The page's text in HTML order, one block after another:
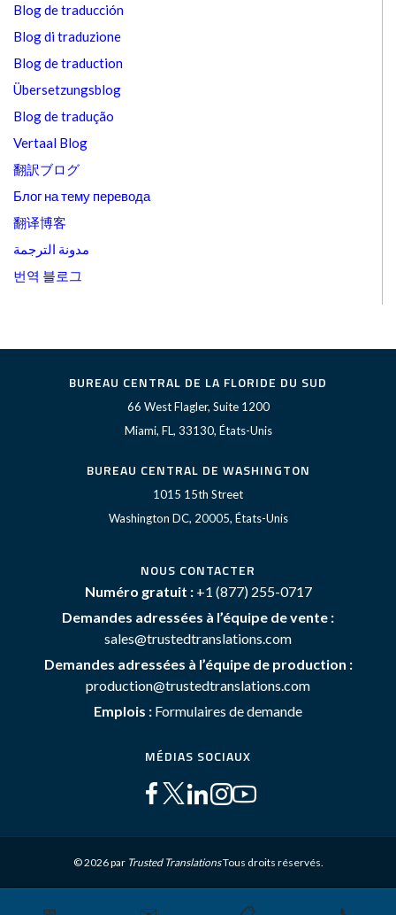
Blog de traducción
Blog di traduzione
Blog de traduction
Übersetzungsblog
Blog de tradução
Vertaal Blog
翻訳ブログ
Блог на тему перевода
翻译博客
مدونة الترجمة
번역 블로그
BUREAU CENTRAL DE LA FLORIDE DU SUD
66 West Flagler, Suite 1200
Miami, FL, 33130, États-Unis
BUREAU CENTRAL DE WASHINGTON
1015 15th Street
Washington DC, 20005, États-Unis
NOUS CONTACTER
Numéro gratuit : +1 (877) 255-0717
Demandes adressées à l’équipe de vente :
sales@trustedtranslations.com
Demandes adressées à l’équipe de production :
production@trustedtranslations.com
Emplois : Formulaires de demande
MÉDIAS SOCIAUX
© 2026 par Trusted TranslationsTous droits réservés.